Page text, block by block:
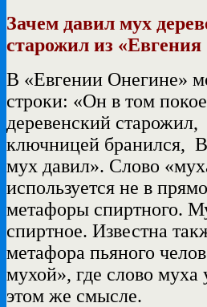
Зачем давил мух
старожил из
В «Евгении Онегине»
строки: «Он в том
деревенский
ключницей бранился,
мух давил». Слово
используется не в
метафоры спиртного.
спиртное. Известна
метафора пьяного
мухой», где слово муха
этом же смысле.